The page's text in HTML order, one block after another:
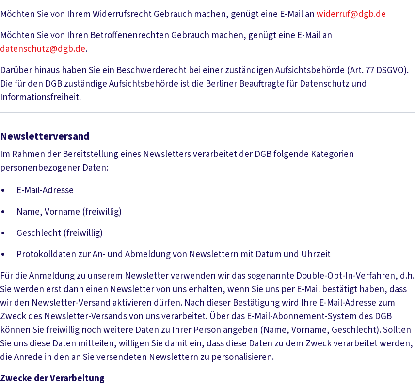
Möchten Sie von Ihrem Widerrufsrecht Gebrauch machen, genügt eine E-Mail anwiderruf@dgb.de
Möchten Sie von Ihren Betroffenenrechten Gebrauch machen, genügt eine E-Mail an
datenschutz@dgb.de.
Darüber hinaus haben Sie ein Beschwerderecht bei einer zuständigen Aufsichtsbehörde (Art. 77 DSGVO).
Die für den DGB zuständige Aufsichtsbehörde ist die Berliner Beauftragte für Datenschutz und
Informationsfreiheit.
Newsletterversand
Im Rahmen der Bereitstellung eines Newsletters verarbeitet der DGB folgende Kategorien
personenbezogener Daten:
E-Mail-Adresse
Name, Vorname (freiwillig)
Geschlecht (freiwillig)
Protokolldaten zur An- und Abmeldung von Newslettern mit Datum und Uhrzeit
Für die Anmeldung zu unserem Newsletter verwenden wir das sogenannte Double-Opt-In-Verfahren, d.h.
Sie werden erst dann einen Newsletter von uns erhalten, wenn Sie uns per E-Mail bestätigt haben, dass
wir den Newsletter-Versand aktivieren dürfen. Nach dieser Bestätigung wird Ihre E-Mail-Adresse zum
Zweck des Newsletter-Versands von uns verarbeitet. Über das E-Mail-Abonnement-System des DGB
können Sie freiwillig noch weitere Daten zu Ihrer Person angeben (Name, Vorname, Geschlecht). Sollten
Sie uns diese Daten mitteilen, willigen Sie damit ein, dass diese Daten zu dem Zweck verarbeitet werden,
die Anrede in den an Sie versendeten Newslettern zu personalisieren.
Zwecke der Verarbeitung